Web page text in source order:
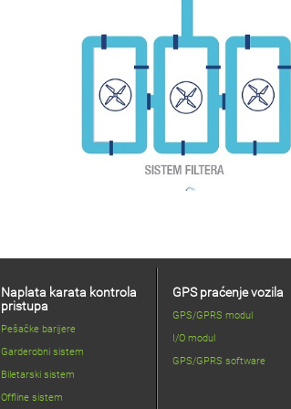
Naplata karata kontrola
pristupa
Pešačke barijere
Garderobni sistem
Biletarski sistem
Offline sistem
GPS praćenje vozila
GPS/GPRS modul
I/O modul
GPS/GPRS software